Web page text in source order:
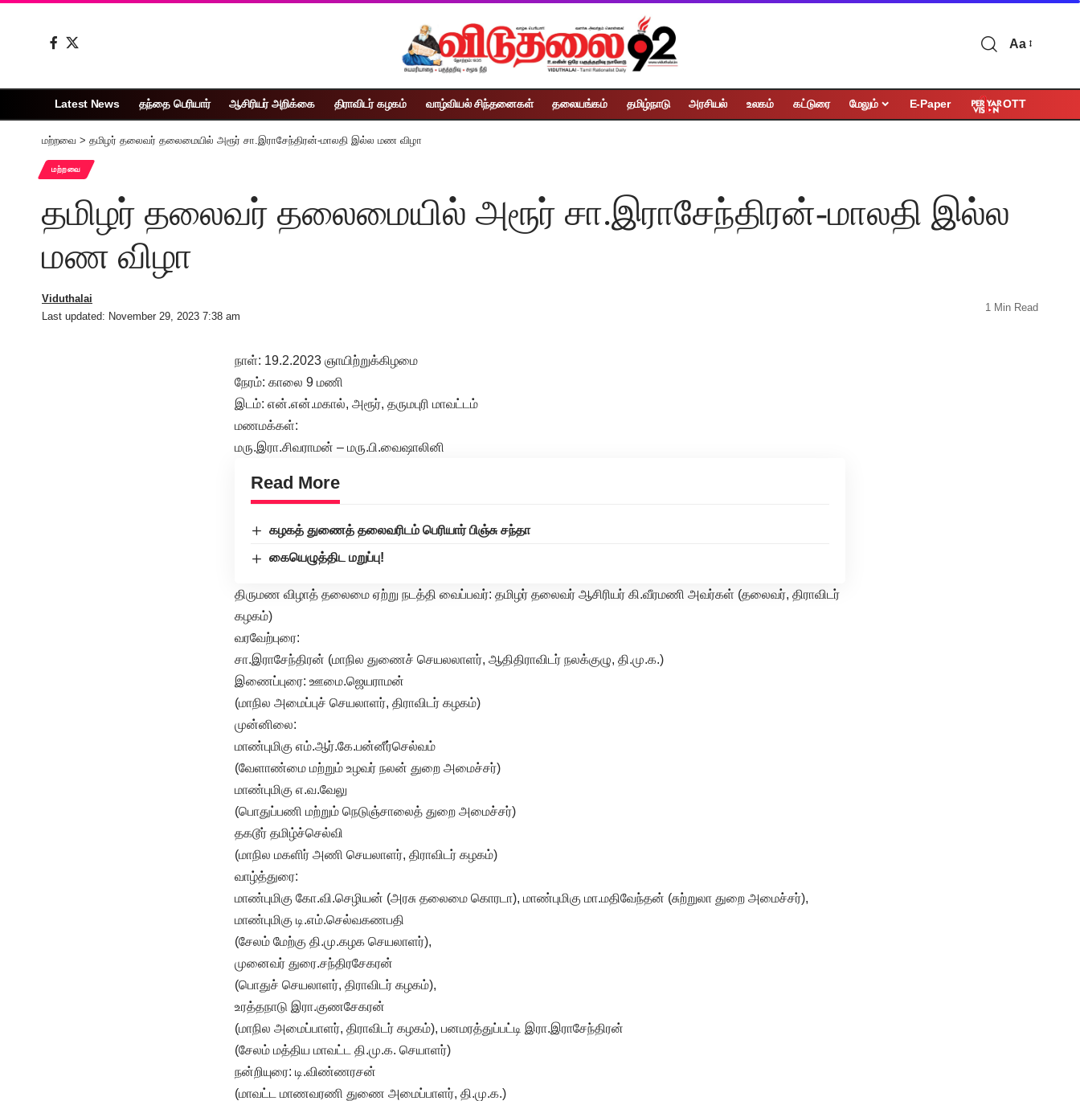
Aa
Latest News தந்தை பெரியார் ஆசிரியர் அறிக்கை திராவிடர் கழகம் வாழ்வியல் சிந்தனைகள் தலையங்கம் தமிழ்நாடு அரசியல் உலகம் கட்டுரை மேலும் E-Paper OTT
மற்றவை > தமிழர் தலைவர் தலைமையில் அரூர் சா.இராசேந்திரன்-மாலதி இல்ல மண விழா
மற்றவை
தமிழர் தலைவர் தலைமையில் அரூர் சா.இராசேந்திரன்-மாலதி இல்ல
மண விழா
Last updated: November 29, 2023 7:38 am
Viduthalai
1 Min Read
நாள்: 19.2.2023 ஞாயிற்றுக்கிழமை
நேரம்: காலை 9 மணி
இடம்: என்.என்.மகால், அரூர், தருமபுரி மாவட்டம்
மணமக்கள்:
மரு.இரா.சிவராமன் – மரு.பி.வைஷாலினி
Read More
கழகத் துணைத் தலைவரிடம் பெரியார் பிஞ்சு சந்தா
கையெழுத்திட மறுப்பு!
திருமண விழாத் தலைமை ஏற்று நடத்தி வைப்பவர்: தமிழர் தலைவர் ஆசிரியர் கி.வீரமணி அவர்கள் (தலைவர், திராவிடர்
கழகம்)
வரவேற்புரை:
சா.இராசேந்திரன் (மாநில துணைச் செயலலாளர், ஆதிதிராவிடர் நலக்குழு, தி.மு.க.)
இணைப்புரை: ஊமை.ஜெயராமன்
(மாநில அமைப்புச் செயலாளர், திராவிடர் கழகம்)
முன்னிலை:
மாண்புமிகு எம்.ஆர்.கே.பன்னீர்செல்வம்
(வேளாண்மை மற்றும் உழவர் நலன் துறை அமைச்சர்)
மாண்புமிகு எ.வ.வேலு
(பொதுப்பணி மற்றும் நெடுஞ்சாலைத் துறை அமைச்சர்)
தகடூர் தமிழ்ச்செல்வி
(மாநில மகளிர் அணி செயலாளர், திராவிடர் கழகம்)
வாழ்த்துரை:
மாண்புமிகு கோ.வி.செழியன் (அரசு தலைமை கொரடா), மாண்புமிகு மா.மதிவேந்தன் (சுற்றுலா துறை அமைச்சர்),
மாண்புமிகு டி.எம்.செல்வகணபதி
(சேலம் மேற்கு தி.மு.கழக செயலாளர்),
முனைவர் துரை.சந்திரசேகரன்
(பொதுச் செயலாளர், திராவிடர் கழகம்),
உரத்தநாடு இரா.குணசேகரன்
(மாநில அமைப்பாளர், திராவிடர் கழகம்), பனமரத்துப்பட்டி இரா.இராசேந்திரன்
(சேலம் மத்திய மாவட்ட தி.மு.க. செயாளர்)
நன்றியுரை: டி.விண்ணரசன்
(மாவட்ட மாணவரணி துணை அமைப்பாளர், தி.மு.க.)